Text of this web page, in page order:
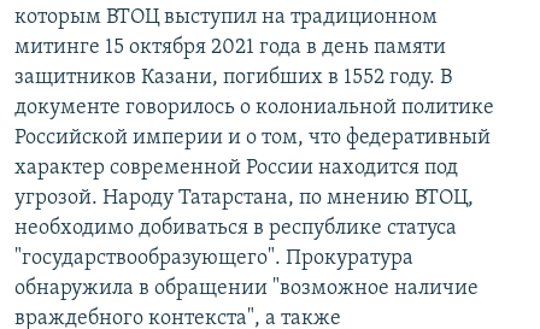
которым ВТОЦ выступил на традиционном
митинге 15 октября 2021 года в день памяти
защитников Казани, погибших в 1552 году. В
документе говорилось о колониальной политике
Российской империи и о том, что федеративный
характер современной России находится под
угрозой. Народу Татарстана, по мнению ВТОЦ,
необходимо добиваться в республике статуса
"государствообразующего". Прокуратура
обнаружила в обращении "возможное наличие
враждебного контекста", а также